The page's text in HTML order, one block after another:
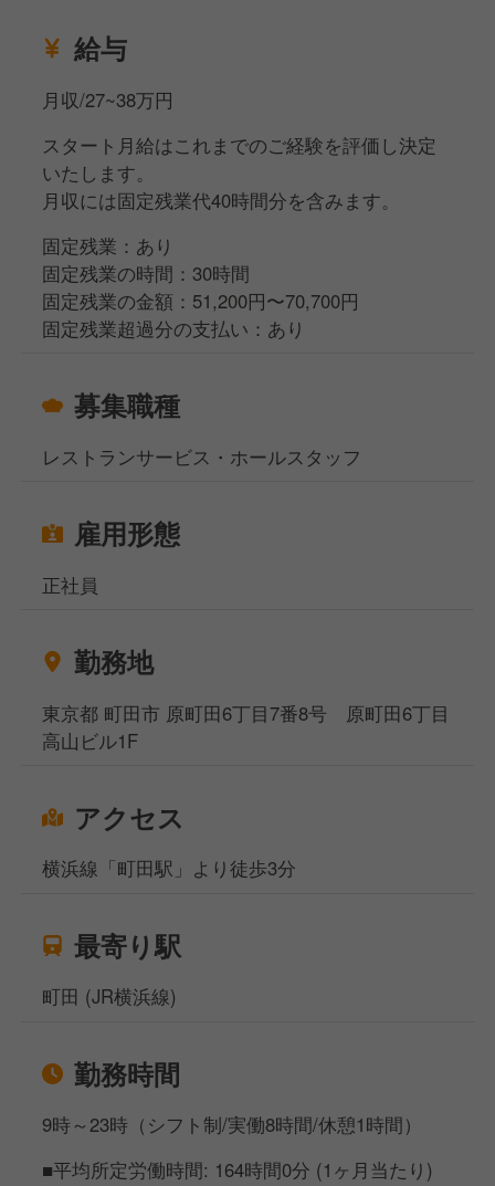
給与
月収/27~38万円
スタート月給はこれまでのご経験を評価し決定
いたします。
月収には固定残業代40時間分を含みます。
固定残業：あり
固定残業の時間：30時間
固定残業の金額：51,200円〜70,700円
固定残業超過分の支払い：あり
募集職種
レストランサービス・ホールスタッフ
雇用形態
正社員
勤務地
東京都 町田市 原町田6丁目7番8号 原町田6丁目
高山ビル1F
アクセス
横浜線「町田駅」より徒歩3分
最寄り駅
町田 (JR横浜線)
勤務時間
9時～23時（シフト制/実働8時間/休憩1時間）
■平均所定労働時間: 164時間0分 (1ヶ月当たり)